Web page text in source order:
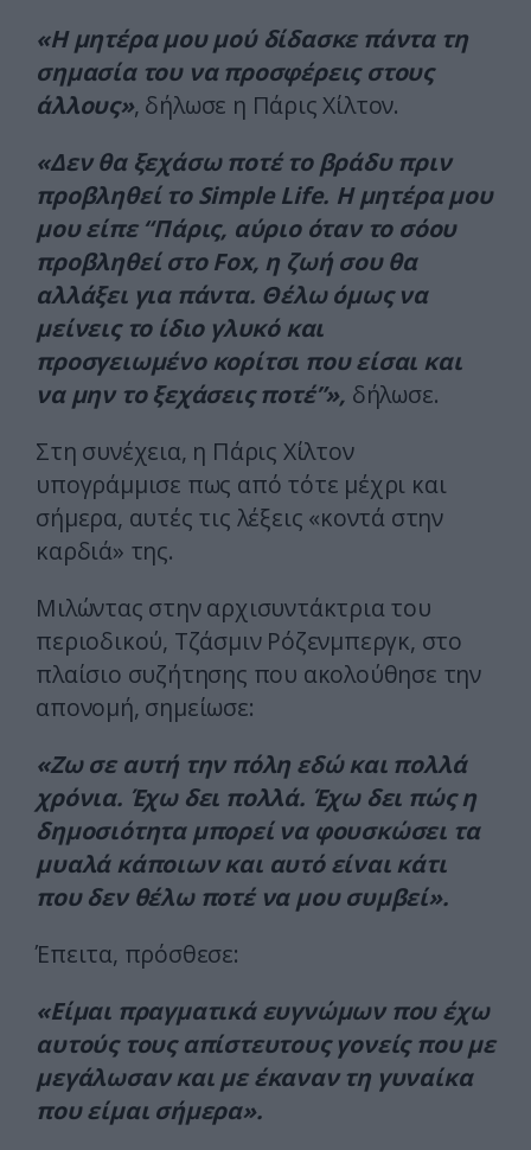
«Η μητέρα μου μού δίδασκε πάντα τη
σημασία του να προσφέρεις στους
άλλους», δήλωσε η Πάρις Χίλτον.
«Δεν θα ξεχάσω ποτέ το βράδυ πριν
προβληθεί το Simple Life. Η μητέρα μου
μου είπε “Πάρις, αύριο όταν το σόου
προβληθεί στο Fox, η ζωή σου θα
αλλάξει για πάντα. Θέλω όμως να
μείνεις το ίδιο γλυκό και
προσγειωμένο κορίτσι που είσαι και
να μην το ξεχάσεις ποτέ”», δήλωσε.
Στη συνέχεια, η Πάρις Χίλτον
υπογράμμισε πως από τότε μέχρι και
σήμερα, αυτές τις λέξεις «κοντά στην
καρδιά» της.
Μιλώντας στην αρχισυντάκτρια του
περιοδικού, Τζάσμιν Ρόζενμπεργκ, στο
πλαίσιο συζήτησης που ακολούθησε την
απονομή, σημείωσε:
«Ζω σε αυτή την πόλη εδώ και πολλά
χρόνια. Έχω δει πολλά. Έχω δει πώς η
δημοσιότητα μπορεί να φουσκώσει τα
μυαλά κάποιων και αυτό είναι κάτι
που δεν θέλω ποτέ να μου συμβεί».
Έπειτα, πρόσθεσε:
«Είμαι πραγματικά ευγνώμων που έχω
αυτούς τους απίστευτους γονείς που με
μεγάλωσαν και με έκαναν τη γυναίκα
που είμαι σήμερα».